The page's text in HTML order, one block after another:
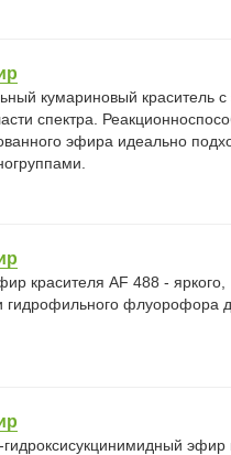
кумариновый краситель с
спектра.
эфира идеально
красителя AF 488 - яркого,
гидрофильного флуорофора
эфир